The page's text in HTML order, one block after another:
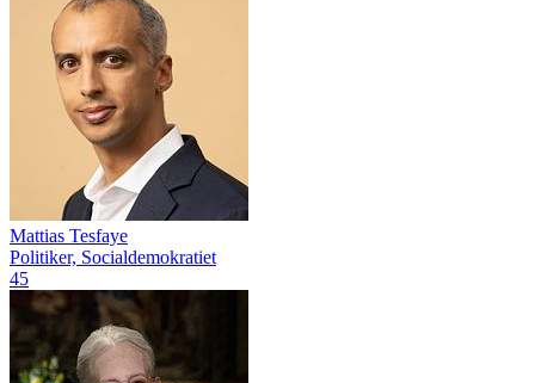
Mattias Tesfaye
Politiker, Socialdemokratiet
45